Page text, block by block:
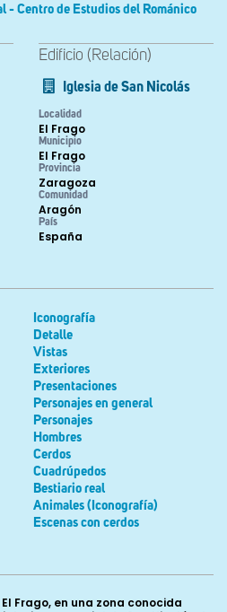
- Centro de Estudios del Románico
Edificio (Relación)
Iglesia de San Nicolás
Localidad
El Frago
Municipio
El Frago
Provincia
Zaragoza
Comunidad
Aragón
País
España
Iconografía
Detalle
Vistas
Exteriores
Presentaciones
Personajes en general
Personajes
Hombres
Cerdos
Cuadrúpedos
Bestiario real
Animales (Iconografía)
Escenas con cerdos
de esfera y el de cañón del presbiterio es ligeramente más ancho que el resto y apea en dobles columnas adosadas, con capiteles decorados a base de motivos vegetales del románico tardío: hojas grandes unidas por combados y con volutas en sus ángulos. A la altura de los cimacios, una imposta moldurada con baquetón horizontal bajo recorre todo el perímetro interior del edificio. Al exterior las columnas interiores, tanto de la cabecera como de la nave, tienen su proyección en contrafuertes notablemente anchos que recorren en altura todo el alzado. En el entronque del cilindro absidal con el presbiterio se disponen sendas columnas de capiteles lisos, adosadas a los contrafuertes que refuerzan esta zona. El perímetro exterior de la cabecera está recorrido por una imposta de moldura doble a la altura de la base de la ventana central del ábside, que se detiene en los tramos de la nave del muro norte pero que continúa por toda la superficie del muro sur, enmarcando incluso la portada oeste. La interrupción de la moldura en la fachada septentrional coincide con un corte de obra manifiesto en la falta de trabazón de las hiladas. La ventana del ábside tiene una configuración exterior en aspillera, con las aristas achaflanadas y con el dintel de una pieza en la que se ha vaciado el arco de medio punto. La proyección hacia el interior queda oculta tras el retablo central, al igual que la del pequeño vano de la cripta, en este caso adintelado en la actualidad, si bien quedan vestigios para pensar que en origen también remataba en medio punto. Carece de cornisa y modillones, porque los muros se ven elevados varias hiladas por encima del remate de los contrafuertes, probablemente con intencionalidad militar. Los arcos fajones apean sobre columnas adosadas al muro con capiteles lisos o pobremente decorados (a base de motivos vegetales muy esquematizados como hojas grandes lisas rematadas en volutas y bolas, o crecientes volteados), de canon poco esbelto. Al exterior, en el primer tramo del muro sur, sobre la imposta que recorre esta parte del perímetro del edificio, abre un vano de medio punto con abocinamiento interior y exterior. La composición de la ventana es igual a ambos lados, aunque al interior se encuentra parcialmente oculta tras los arcos que sostienen el coro alto de los pies. Sobre el vano se dispone una arquivolta lisa que apea en columnillas de fuste cilíndrico, con capiteles lisos y basas con dos toros y una escocia. La portada de los pies, en la parte meridional del muro hastial, tiene una anchura de 2,95 m, con una luz de 1,08 m en su vano. Se compone de dos arquivoltas de medio punto colocadas en gradación, lisa la exterior y con baquetón simple la interior. Cobijan un tímpano semicircular, sostenido por ménsulas de triple bocel, que está decorado por un crismón sostenido por dos ángeles. El crismón es circular, trinitario, de seis brazos, con enmarque en aro y con las letras griegas alfa y omega permutadas, la segunda de ellas en forma de flor de lis. La S del brazo inferior aparece invertida. Los ángeles que lo sostienen visten túnicas y aparecen en genuflexión, adaptando así sus figuras y alas al espacio semicircular. La arquivolta interior apoya en columnas de fuste cilíndrico, rematadas en capiteles decorados a base de esquemáticas palmas de múltiples nervios y piñas o frutos en sus ángulos, mientras que la exterior lo hace en jambas rectas. En uno de los sillares de la jamba norte existe una inscripción que no ha sido transcrita íntegramente. Una chambrana con doble bocel enmarca el conjunto. La portada sur, en resalte con respecto al muro para disponer de profundidad suficiente, se configura por cinco arquivoltas y chambrana decorada con flores de cuatro pétalos, sobre la que se dispone un pequeño alero sustentado por diez canecillos lisos. Las arquivoltas apean en ocho columnas cilíndricas, cuatro a cada lado, con capiteles historiados, y dos montantes rectos. Por encima de los capiteles se dispone una imposta que ha perdido la mayor parte de su decoración a base de un módulo repetido de hojas y frutos. La anchura total de esta portada, ligeramente acortada en su lado este por el volumen de la capilla lateral añadida en el siglo xvi, es de 5,50 m, con una luz de 1,62 m en su vano. Las arquivoltas, desde el exterior hacia el interior, presentan diversos motivos esculpidos. La exterior, más ancha que las demás, es totalmente lisa. La siguiente hacia el interior presenta un toro con dos escocias a cada lado. La tercera incluye un toro ligeramente mayor que el anterior, con cinta en zigzag que recorre toda su parte interna. La siguiente arquivolta es exactamente igual que la segunda comentada. Finalmente, la interna más cercana al tímpano es la que confiere a esta portada su mayor valía, por el interés iconográfico del calendario esculpido en ella. Sobre el sentido de lectura de este calendario parece que los expertos no se ponen de acuerdo, lo que unido al deterioro de algunas de sus escenas no ayuda a clarificar este aspecto. Los últimos estudios parecen decantarse por una lectura de derecha a iz